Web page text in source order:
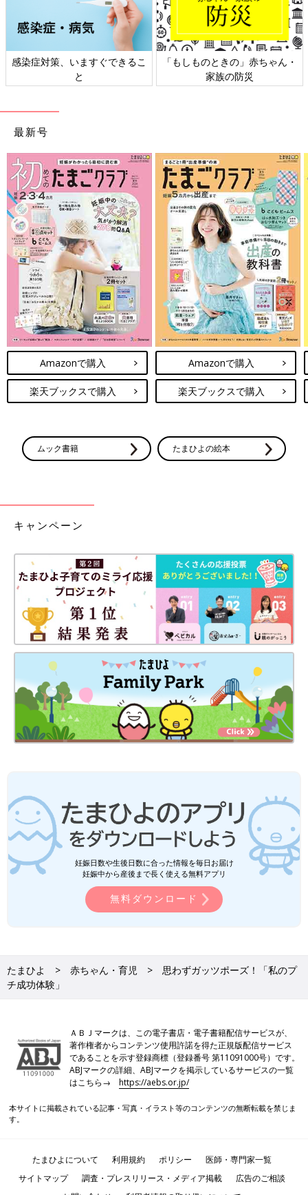
感染症対策、いますぐできるこ
と
「もしものときの」赤ちゃん・
家族の防災
最新号
Amazonで購入
楽天ブックスで購入
Amazonで購入
楽天ブックスで購入
ムック書籍 たまひよの絵本
キャンペーン
妊娠日数や生後日数に合った情報を毎日お届け
妊娠中から産後まで長く使える無料アプリ
無料ダウンロード
たまひよ 赤ちゃん・育児
思わずガッツポーズ！「私のプ
チ成功体験」
ＡＢＪマークは、この電子書店・電子書籍配信サービスが、
著作権者からコンテンツ使用許諾を得た正規版配信サービス
であることを示す登録商標（登録番号 第11091000号）です。
ABJマークの詳細、ABJマークを掲示しているサービスの一覧
はこちら→https://aebs.or.jp/
本サイトに掲載されている記事・写真・イラスト等のコンテンツの無断転載を禁じま
す。
たまひよについて 利用規約 ポリシー
医師・専門家一覧
サイトマップ
調査・プレスリリース・メディア掲載
広告のご相談